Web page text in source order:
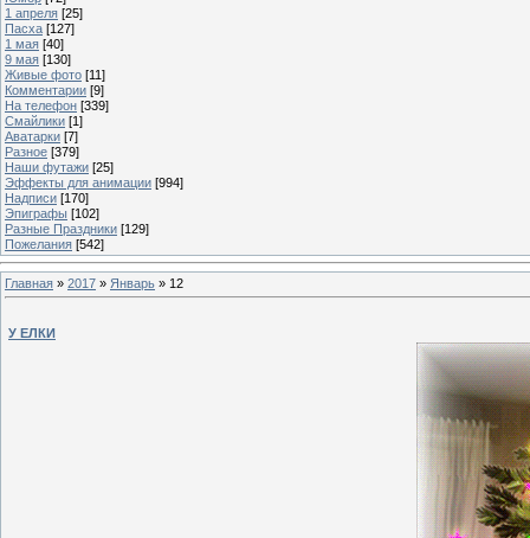
1 апреля [25]
Пасха [127]
1 мая [40]
9 мая [130]
Живые фото [11]
Комментарии [9]
На телефон [339]
Смайлики [1]
Аватарки [7]
Разное [379]
Наши футажи [25]
Эффекты для анимации [994]
Надписи [170]
Эпиграфы [102]
Разные Праздники [129]
Пожелания [542]
Главная » 2017 » Январь » 12
У ЕЛКИ